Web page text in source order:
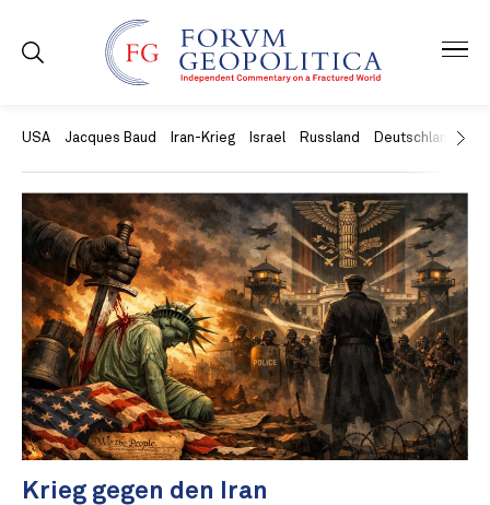
USA Jacques Baud Iran-Krieg Israel Russland Deutschland
Krieg gegen den Iran